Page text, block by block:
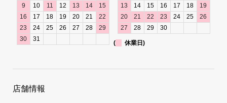
9
10 11 12 13 14
15
16
17 18 19 20 21
22
23
24 25 26 27 28
29
30
31
13
14 15 16 17 18
19
20
21 22 23 24 25
26
27
28 29 30
( 休業日)
店舗情報